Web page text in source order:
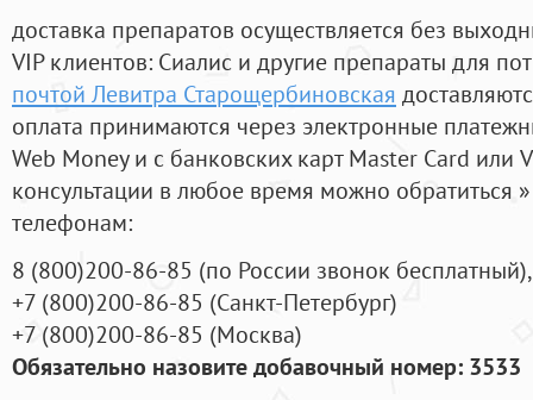
доставка препаратов осуществляется без
VIP клиентов: Сиалис и другие препараты для
почтой Левитра Старощербиновская
оплата принимаются через электронные
Web Money и с банковских карт Master Card или
консультации в любое время можно обратиться
телефонам:
8 (800)200-86-85 (по России звонок бесплатный),
+7 (800)200-86-85 (Санкт-Петербург)
+7 (800)200-86-85 (Москва)
Обязательно назовите добавочный номер: 3533